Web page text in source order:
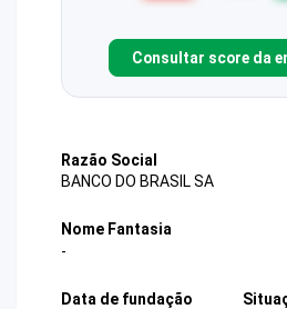
Consultar score da
Razão Social
BANCO DO BRASIL SA
Nome Fantasia
-
Data de fundação